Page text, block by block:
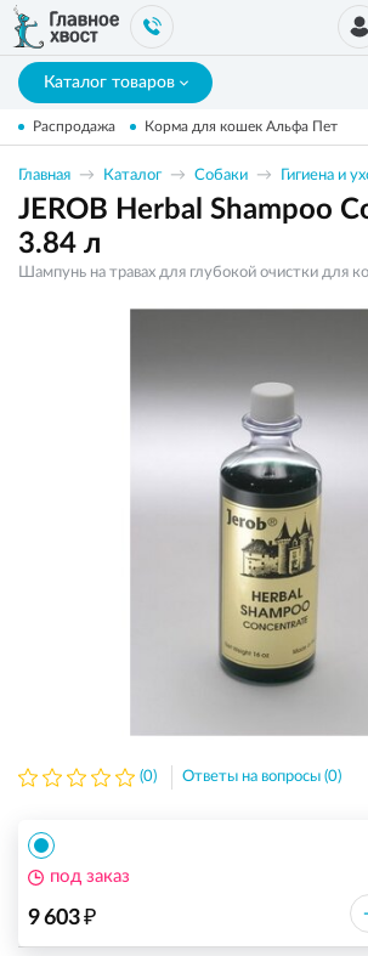
Каталог товаров
Распродажа Корма для кошек Альфа Пет
Главная Каталог Собаки Гигиена и
JEROB Herbal Shampoo
3.84 л
Шампунь на травах для глубокой очистки для
(0) Ответы на вопросы (0)
9 603₽
под заказ